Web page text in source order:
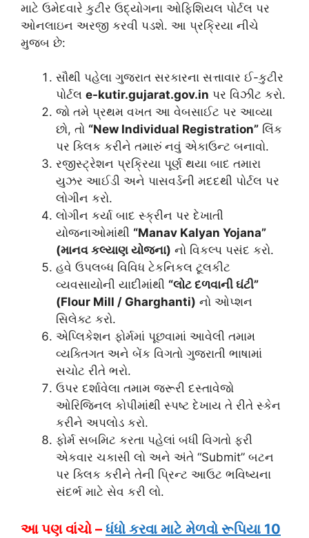
માટે ઉમેદવારે કુટીર ઉદ્યોગના ઓફિશિયલ પોર્ટલ પર
ઓનલાઇન અરજી કરવી પડશે. આ પ્રક્રિયા નીચે
મુજબ છે:
સૌથી પહેલા ગુજરાત સરકારના સત્તાવાર ઈ-કુટીર
પોર્ટલ e-kutir.gujarat.gov.in પર વિઝીટ કરો.
જો તમે પ્રથમ વખત આ વેબસાઈટ પર આવ્યા
છો, તો “New Individual Registration” લિંક
પર ક્લિક કરીને તમારું નવું એકાઉન્ટ બનાવો.
રજીસ્ટ્રેશન પ્રક્રિયા પૂર્ણ થયા બાદ તમારા
યુઝર આઈડી અને પાસવર્ડની મદદથી પોર્ટલ પર
લોગીન કરો.
લોગીન કર્યા બાદ સ્ક્રીન પર દેખાતી
યોજનાઓમાંથી “Manav Kalyan Yojana”
(માનવ કલ્યાણ યોજના) નો વિકલ્પ પસંદ કરો.
હવે ઉપલબ્ધ વિવિધ ટેકનિકલ ટૂલકીટ
વ્યવસાયોની યાદીમાંથી “લોટ દળવાની ઘંટી”
(Flour Mill / Gharghanti) નો ઓપ્શન
સિલેક્ટ કરો.
એપ્લિકેશન ફોર્મમાં પૂછવામાં આવેલી તમામ
વ્યક્તિગત અને બેંક વિગતો ગુજરાતી ભાષામાં
સચોટ રીતે ભરો.
ઉપર દર્શાવેલા તમામ જરૂરી દસ્તાવેજો
ઓરિજિનલ કોપીમાંથી સ્પષ્ટ દેખાય તે રીતે સ્કેન
કરીને અપલોડ કરો.
ફોર્મ સબમિટ કરતા પહેલાં બધી વિગતો ફરી
એકવાર ચકાસી લો અને અંતે “Submit” બટન
પર ક્લિક કરીને તેની પ્રિન્ટ આઉટ ભવિષ્યના
સંદર્ભ માટે સેવ કરી લો.
આ પણ વાંચો – ધંધો કરવા માટે મેળવો રૂપિયા 10